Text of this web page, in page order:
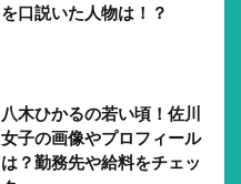
を口説いた人物は！？
八木ひかるの若い頃！佐川
女子の画像やプロフィール
は？勤務先や給料をチェッ